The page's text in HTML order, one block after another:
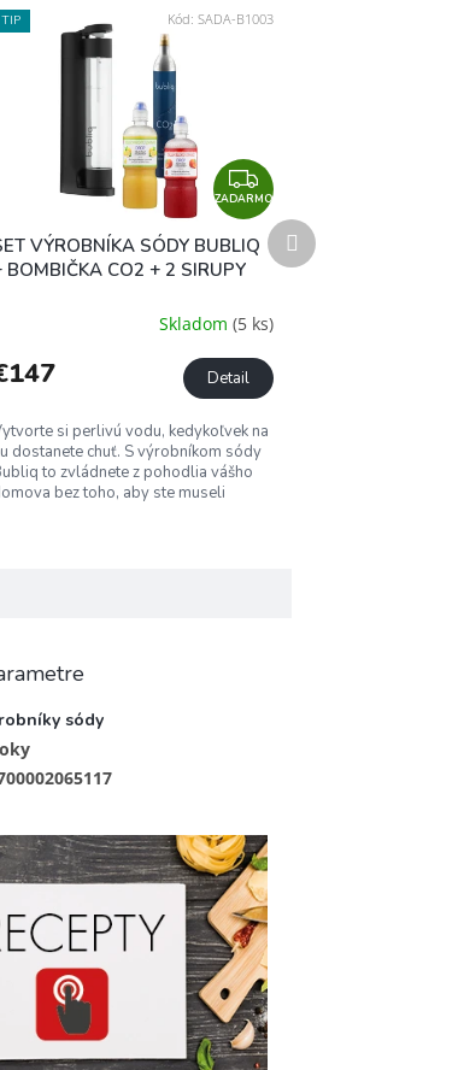
TIP
Z
A
D
A
M
O
ZADARMO
VÝROBNÍKA SÓDY BUBLIQ
BOMBIČKA CO2 + 2 SIRUPY
Skladom (5 ks)
Detail
si perlivú vodu, kedykoľvek na
dostanete chuť. S výrobníkom sódy
to zvládnete z pohodlia vášho
bez toho, aby ste museli
Kód: SADA-B1003
Ďalší
produkt
sódy